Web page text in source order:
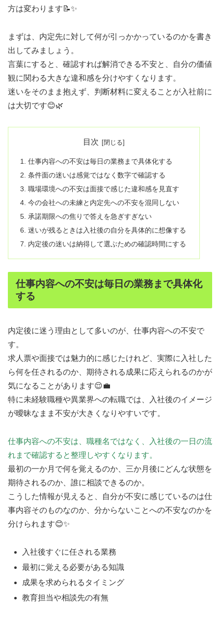
方は変わります📝✨
まずは、内定先に対して何が引っかかっているのかを書き
出してみましょう。
言葉にすると、確認すれば解消できる不安と、自分の価値
観に関わる大きな違和感を分けやすくなります。
迷いをそのまま抱えず、判断材料に変えることが入社前に
は大切です😊🌿
目次
仕事内容への不安は毎日の業務まで具体化する
条件面の迷いは感覚ではなく数字で確認する
職場環境への不安は面接で感じた違和感を見直す
今の会社への未練と内定先への不安を混同しない
承諾期限への焦りで答えを急ぎすぎない
迷いが残るときは入社後の自分を具体的に想像する
内定後の迷いは納得して選ぶための確認時間にする
仕事内容への不安は毎日の業務まで具体化
する
内定後に迷う理由として多いのが、仕事内容への不安で
す。
求人票や面接では魅力的に感じたけれど、実際に入社した
ら何を任されるのか、期待される成果に応えられるのかが
気になることがあります😌💼
特に未経験職種や異業界への転職では、入社後のイメージ
が曖昧なまま不安が大きくなりやすいです。
仕事内容への不安は、職種名ではなく、入社後の一日の流
れまで確認すると整理しやすくなります。
最初の一か月で何を覚えるのか、三か月後にどんな状態を
期待されるのか、誰に相談できるのか。
こうした情報が見えると、自分が不安に感じているのは仕
事内容そのものなのか、分からないことへの不安なのかを
分けられます😊✨
入社後すぐに任される業務
最初に覚える必要がある知識
成果を求められるタイミング
教育担当や相談先の有無